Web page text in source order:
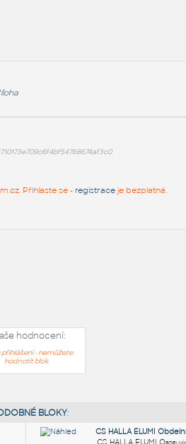
Přihlaste se - registraceje bezplatná.
hodnocení:
přihlášeni - nemůžete
hodnotit blok